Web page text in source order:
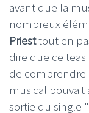
avant que la
nombreux
Priesttout en
dire que ce
de
musical pouvait
sortie du single